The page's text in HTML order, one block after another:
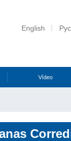
English
Vídeo